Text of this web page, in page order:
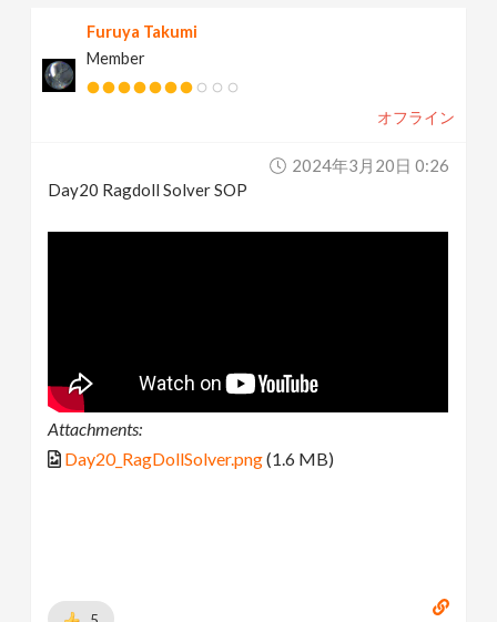
Furuya Takumi
Member
オフライン
2024年3月20日 0:26
Day20 Ragdoll Solver SOP
Attachments:
Day20_RagDollSolver.png(1.6 MB)